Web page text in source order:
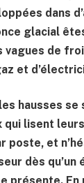
dans
glacial
vagues de
et
hausses
qui lisent
et
dès qu’un